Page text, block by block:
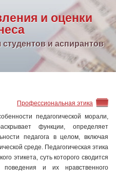
и оценки
и аспирантов
Профессиональная этика
педагогической морали,
функции, определяет
педагога в целом, включая
среде. Педагогическая этика
этикета, суть которого сводится
и их нравственного